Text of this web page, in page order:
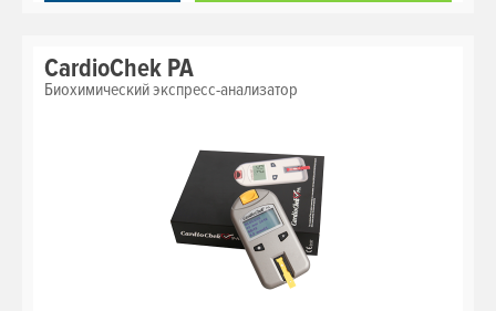
CardioChek PA
Биохимический экспресс-анализатор